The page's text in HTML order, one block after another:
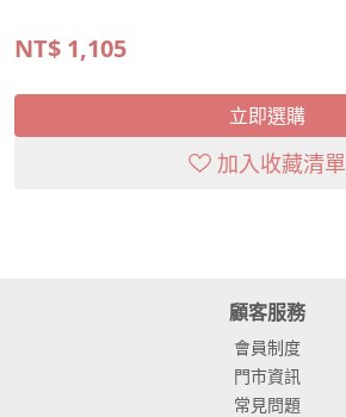
NT$ 1,105
立即選購
加入收藏清單
顧客服務
會員制度
門市資訊
常見問題